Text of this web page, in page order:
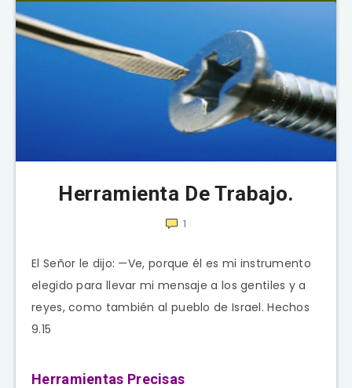
Herramienta De Trabajo.
1
El Señor le dijo: —Ve, porque él es mi instrumento
elegido para llevar mi mensaje a los gentiles y a
reyes, como también al pueblo de Israel. Hechos
9.15
Herramientas Precisas